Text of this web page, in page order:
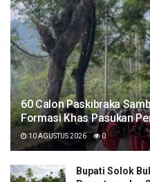
60 Calon Paskibraka
Formasi Khas Pasukan
10 AGUSTUS 2026 0
Bupati Solok